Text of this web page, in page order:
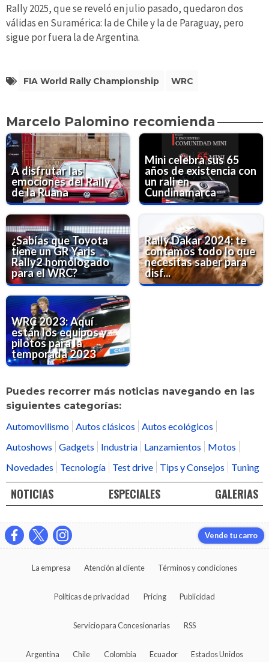
Rally 2025, que se reveló en julio pasado, quedaron dos
válidas en Suramérica: la de Chile y la de Paraguay, pero
sigue por fuera la de Argentina.
FIA World Rally Championship WRC
Marcelo Palomino recomienda
A disfrutar las
emociones del Rally
de la Ruana
Mini celebra sus 65
años de existencia con
un rali en
Cundinamarca
¿Sabías que Toyota
tiene un GR Yaris
Rally2 homologado
para el WRC?
Rally Dakar 2024: te
contamos todo lo que
necesitas saber para
disf...
WRC 2023: Aquí
están los equipos y
pilotos para la
temporada 2023
Puedes recorrer más noticias navegando en las
siguientes categorías:
Automovilismo
Autos clásicos
Autos ecológicos
Autoshows
Gadgets Industria Lanzamientos
Motos
Novedades
Tecnología Test drive Tips y Consejos Tuning
NOTICIAS ESPECIALES GALERIAS
Vende tu carro
La empresa Atención al cliente Términos y condiciones
Políticas de privacidad Pricing Publicidad
Servicio para Concesionarias RSS
Argentina Chile Colombia Ecuador Estados Unidos